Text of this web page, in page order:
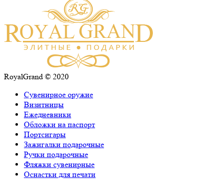
RoyalGrand © 2020
Сувенирное оружие
Визитницы
Ежедневники
Обложки на паспорт
Портсигары
Зажигалки подарочные
Ручки подарочные
Фляжки сувенирные
Оснастки для печати